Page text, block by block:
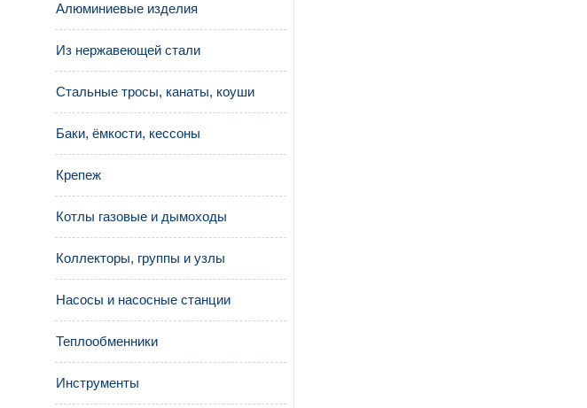
Алюминиевые изделия
Из нержавеющей стали
Стальные тросы, канаты, коуши
Баки, ёмкости, кессоны
Крепеж
Котлы газовые и дымоходы
Коллекторы, группы и узлы
Насосы и насосные станции
Теплообменники
Инструменты